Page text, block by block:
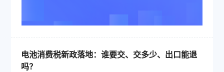
电池消费税新政落地：谁要交、交多少、出口能退
吗？